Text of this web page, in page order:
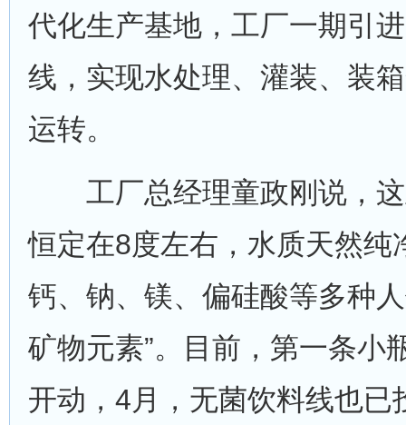
代化生产基地，工厂一期引
线，实现水处理、灌装、装
运转。
工厂总经理童政刚说，这
恒定在8度左右，水质天然纯
钙、钠、镁、偏硅酸等多种
矿物元素”。目前，第一条小
开动，4月，无菌饮料线也已